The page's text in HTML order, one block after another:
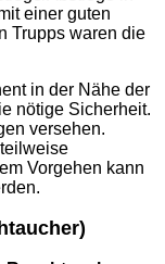
einer guten
Trupps waren die
in der Nähe der
nötige Sicherheit.
versehen.
Vorgehen kann